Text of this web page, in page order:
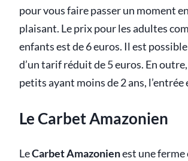
pour vous faire passer un moment
plaisant. Le prix pour les adultes
enfants est de 6 euros. Il est
d’un tarif réduit de 5 euros. En
petits ayant moins de 2 ans,
Le Carbet Amazonien
LeCarbet Amazonienest une